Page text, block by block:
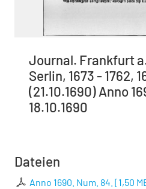
Journal. Frankfurt
Serlin, 1673 - 1762,
(21.10.1690) Anno
18.10.1690
Dateien
Anno 1690. Num. 84. [1,50